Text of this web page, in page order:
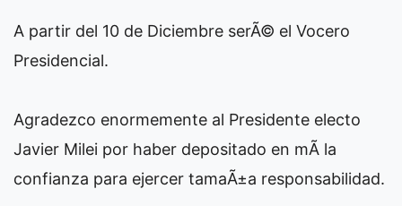
A partir del 10 de Diciembre serÃ© el Vocero
Presidencial.
Agradezco enormemente al Presidente electo
Javier Milei por haber depositado en mÃ­ la
confianza para ejercer tamaÃ±a responsabilidad.